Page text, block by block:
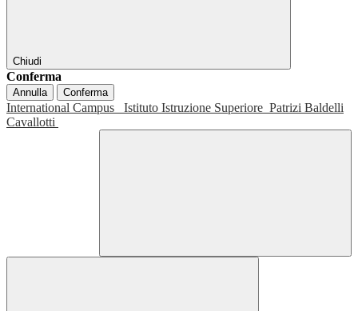
Chiudi
Conferma
Annulla Conferma
International Campus Istituto Istruzione Superiore Patrizi Baldelli
Cavallotti